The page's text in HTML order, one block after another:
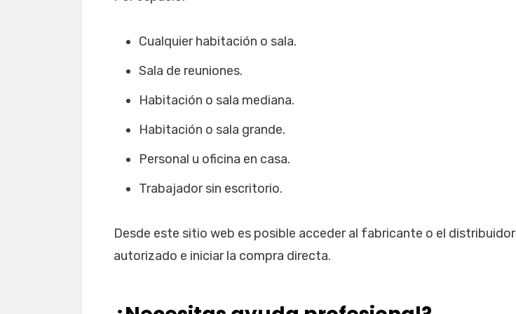
Cualquier habitación o sala.
Sala de reuniones.
Habitación o sala mediana.
Habitación o sala grande.
Personal u oficina en casa.
Trabajador sin escritorio.
Desde este sitio web es posible acceder al fabricante o el distribuidor
autorizado e iniciar la compra directa.